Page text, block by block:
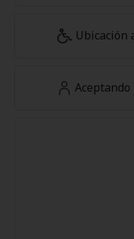
Ubicación